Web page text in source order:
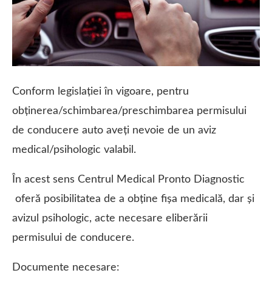
Conform legislației în vigoare, pentru
obținerea/schimbarea/preschimbarea permisului
de conducere auto aveți nevoie de un aviz
medical/psihologic valabil.
În acest sens Centrul Medical Pronto Diagnostic
oferă posibilitatea de a obține fișa medicală, dar și
avizul psihologic, acte necesare eliberării
permisului de conducere.
Documente necesare: